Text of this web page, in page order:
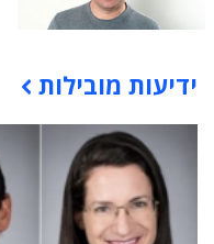
תוכן פרסומי
ידיעות מובילות